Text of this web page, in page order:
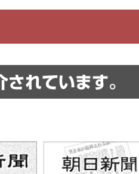
れています。